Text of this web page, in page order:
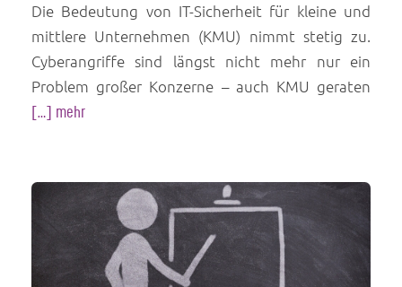
Die Bedeutung von IT-Sicherheit für kleine und
mittlere Unternehmen (KMU) nimmt stetig zu.
Cyberangriffe sind längst nicht mehr nur ein
Problem großer Konzerne – auch KMU geraten
[…] mehr